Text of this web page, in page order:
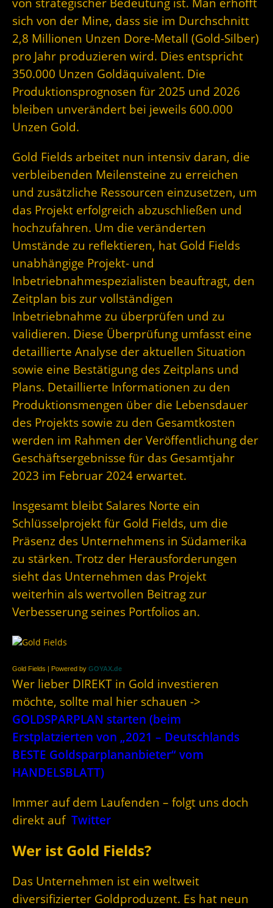
sich von der Mine, dass sie im Durchschnitt
2,8 Millionen Unzen Dore-Metall (Gold-Silber)
pro Jahr produzieren wird. Dies entspricht
350.000 Unzen Goldäquivalent. Die
Produktionsprognosen für 2025 und 2026
bleiben unverändert bei jeweils 600.000
Unzen Gold.
Gold Fields arbeitet nun intensiv daran, die
verbleibenden Meilensteine zu erreichen
und zusätzliche Ressourcen einzusetzen, um
das Projekt erfolgreich abzuschließen und
hochzufahren. Um die veränderten
Umstände zu reflektieren, hat Gold Fields
unabhängige Projekt- und
Inbetriebnahmespezialisten beauftragt, den
Zeitplan bis zur vollständigen
Inbetriebnahme zu überprüfen und zu
validieren. Diese Überprüfung umfasst eine
detaillierte Analyse der aktuellen Situation
sowie eine Bestätigung des Zeitplans und
Plans. Detaillierte Informationen zu den
Produktionsmengen über die Lebensdauer
des Projekts sowie zu den Gesamtkosten
werden im Rahmen der Veröffentlichung der
Geschäftsergebnisse für das Gesamtjahr
2023 im Februar 2024 erwartet.
Insgesamt bleibt Salares Norte ein
Schlüsselprojekt für Gold Fields, um die
Präsenz des Unternehmens in Südamerika
zu stärken. Trotz der Herausforderungen
sieht das Unternehmen das Projekt
weiterhin als wertvollen Beitrag zur
Verbesserung seines Portfolios an.
Gold Fields | Powered by GOYAX.de
Wer lieber DIREKT in Gold investieren
möchte, sollte mal hier schauen ->
GOLDSPARPLAN starten (beim
Erstplatzierten von „2021 – Deutschlands
BESTE Goldsparplananbieter“ vom
HANDELSBLATT)
Immer auf dem Laufenden – folgt uns doch
direkt auf Twitter
Wer ist Gold Fields?
Das Unternehmen ist ein weltweit
diversifizierter Goldproduzent. Es hat neun